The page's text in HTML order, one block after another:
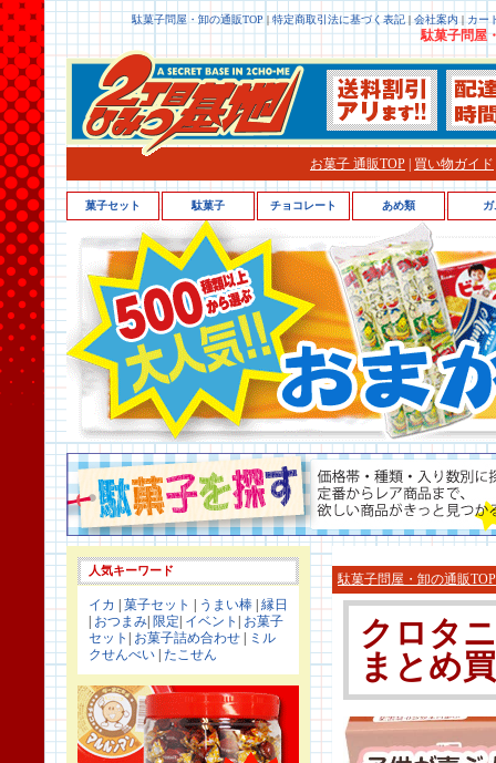
駄菓子問屋・卸の通販TOP | 特定商取引法に基づく表記 | 会社案内 | カー
駄菓子問屋
お菓子 通販TOP 買い物ガイド
人気キーワード
イカ 菓子セット うまい棒 縁日
おつまみ 限定 イベント
お菓子
セット
お菓子詰め合わせ
ミル
クせんべい たこせん
駄菓子問屋・卸の通販TOP
クロタ
まとめ